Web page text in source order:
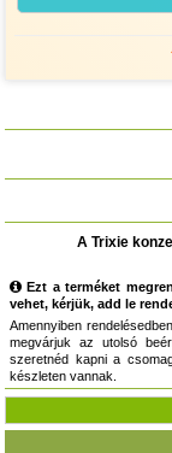
A Trixie
Ezt a terméket
vehet, kérjük, add le
Amennyiben
megvárjuk az utolsó
szeretnéd kapni a
készleten vannak.